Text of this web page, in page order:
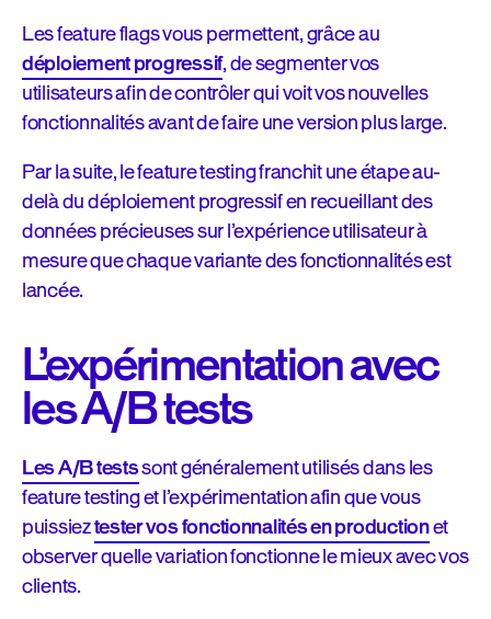
Les feature flags vous permettent, grâce au
déploiement progressif, de segmenter vos
utilisateurs afin de contrôler qui voit vos nouvelles
fonctionnalités avant de faire une version plus large.
Par la suite, le feature testing franchit une étape au-
delà du déploiement progressif en recueillant des
données précieuses sur l’expérience utilisateur à
mesure que chaque variante des fonctionnalités est
lancée.
L’expérimentation avec
les A/B tests
Les A/B testssont généralement utilisés dans les
feature testing et l’expérimentation afin que vous
puissieztester vos fonctionnalités en productionet
observer quelle variation fonctionne le mieux avec vos
clients.